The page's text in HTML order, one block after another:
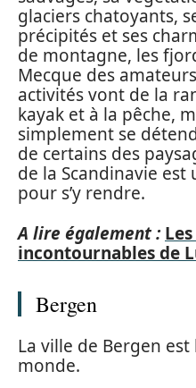
glaciers chatoyants,
précipités et ses
de montagne, les
Mecque des
activités vont de la
kayak et à la pêche,
simplement se
de certains des
de la Scandinavie
pour s’y rendre.
A lire également :
incontournables de
Bergen
La ville de Bergen
monde.